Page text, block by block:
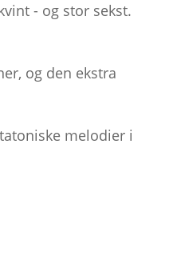
- og stor sekst.
og den ekstra
melodier i